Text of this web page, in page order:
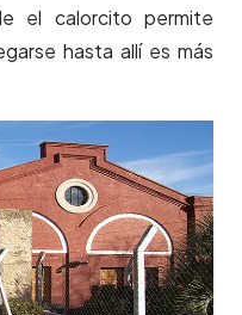
el calorcito permite
hasta allí es más